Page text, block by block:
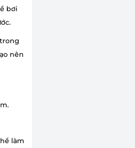
bơi
nên
làm